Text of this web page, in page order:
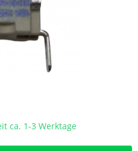
ca. 1-3 Werktage